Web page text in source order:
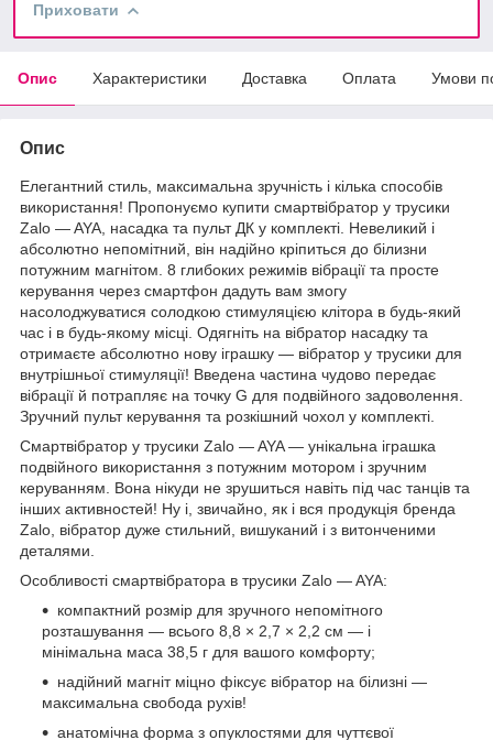
Приховати
Опис Характеристики Доставка Оплата Умови
Опис
Елегантний стиль, максимальна зручність і кілька способів
використання! Пропонуємо купити смартвібратор у трусики
Zalo — AYA, насадка та пульт ДК у комплекті. Невеликий і
абсолютно непомітний, він надійно кріпиться до білизни
потужним магнітом. 8 глибоких режимів вібрації та просте
керування через смартфон дадуть вам змогу
насолоджуватися солодкою стимуляцією клітора в будь-який
час і в будь-якому місці. Одягніть на вібратор насадку та
отримаєте абсолютно нову іграшку — вібратор у трусики для
внутрішньої стимуляції! Введена частина чудово передає
вібрації й потрапляє на точку G для подвійного задоволення.
Зручний пульт керування та розкішний чохол у комплекті.
Смартвібратор у трусики Zalo — AYA — унікальна іграшка
подвійного використання з потужним мотором і зручним
керуванням. Вона нікуди не зрушиться навіть під час танців та
інших активностей! Ну і, звичайно, як і вся продукція бренда
Zalo, вібратор дуже стильний, вишуканий і з витонченими
деталями.
Особливості смартвібратора в трусики Zalo — AYA:
компактний розмір для зручного непомітного
розташування — всього 8,8 × 2,7 × 2,2 см — і
мінімальна маса 38,5 г для вашого комфорту;
надійний магніт міцно фіксує вібратор на білизні —
максимальна свобода рухів!
анатомічна форма з опуклостями для чуттєвої